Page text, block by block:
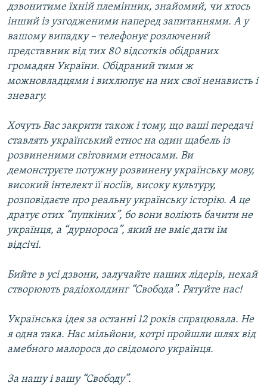
дзвонитиме їхній племінник, знайомий, чи хтось
інший із узгодженими наперед запитаннями. А у
вашому випадку – телефонує розлючений
представник від тих 80 відсотків обідраних
громадян України. Обідраний тими ж
можновладцями і вихлюпує на них свої ненависть і
зневагу.
Хочуть Вас закрити також і тому, що ваші передачі
ставлять український етнос на один щабель із
розвиненими світовими етносами. Ви
демонструєте потужну розвинену українську мову,
високий інтелект її носіїв, високу культуру,
розповідаєте про реальну українську історію. А це
дратує отих “пупкіних”, бо вони воліють бачити не
українця, а “дурнороса”, який не вміє дати їм
відсічі.
Бийте в усі дзвони, залучайте наших лідерів, нехай
створюють радіохолдинг “Свобода”. Рятуйте нас!
Українська ідея за останні 12 років спрацювала. Не
я одна така. Нас мільйони, котрі пройшли шлях від
амебного малороса до свідомого українця.
За нашу і вашу “Свободу”.